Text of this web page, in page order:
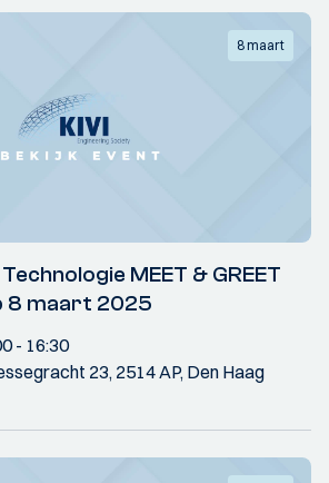
8 maart
MEET & GREET
8 maart 2025
- 16:30
23, 2514 AP, Den Haag